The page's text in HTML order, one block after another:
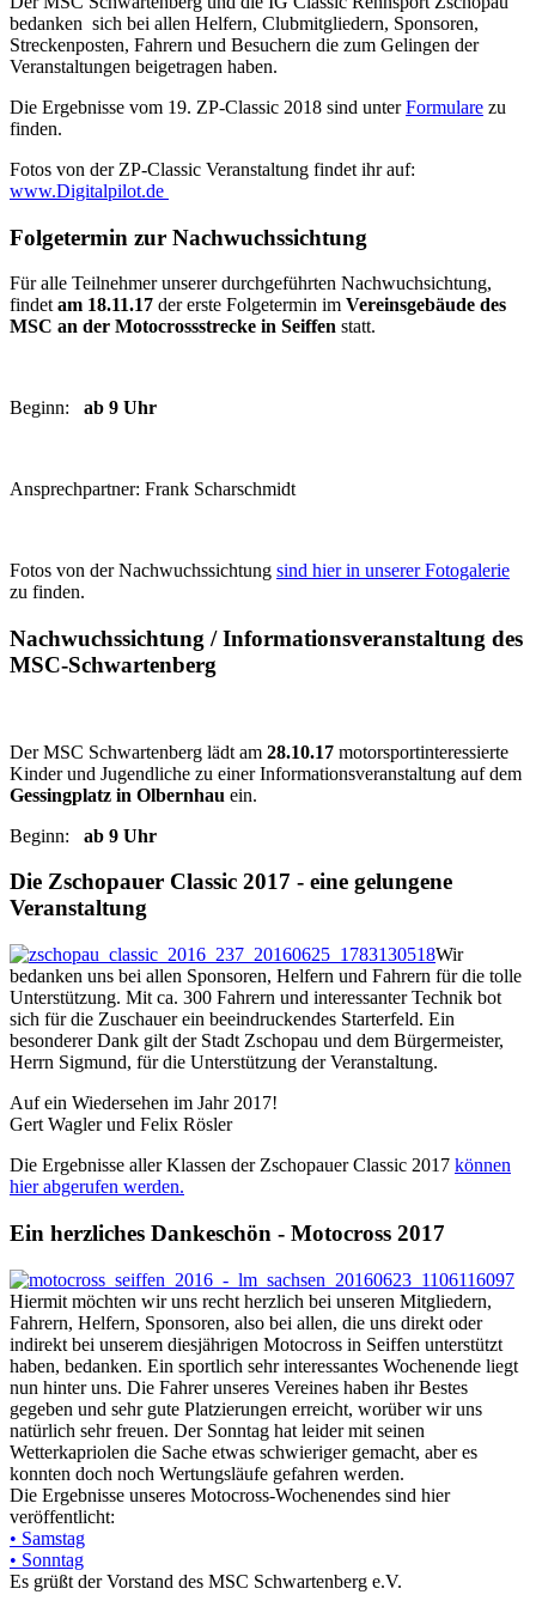
bedanken sich bei allen Helfern, Clubmitgliedern, Sponsoren,
Streckenposten, Fahrern und Besuchern die zum Gelingen der
Veranstaltungen beigetragen haben.
Die Ergebnisse vom 19. ZP-Classic 2018 sind unterFormulare zu
finden.
Fotos von der ZP-Classic Veranstaltung findet ihr auf:
www.Digitalpilot.de
Folgetermin zur Nachwuchssichtung
Für alle Teilnehmer unserer durchgeführten Nachwuchsichtung,
findet am 18.11.17 der erste Folgetermin im Vereinsgebäude des
MSC an der Motocrossstrecke in Seiffen statt.
Beginn: ab 9 Uhr
Ansprechpartner: Frank Scharschmidt
Fotos von der Nachwuchssichtung sind hier in unserer Fotogalerie
zu finden.
Nachwuchssichtung / Informationsveranstaltung des
MSC-Schwartenberg
Der MSC Schwartenberg lädt am 28.10.17 motorsportinteressierte
Kinder und Jugendliche zu einer Informationsveranstaltung auf dem
Gessingplatz in Olbernhau ein.
Beginn: ab 9 Uhr
Die Zschopauer Classic 2017 - eine gelungene
Veranstaltung
Wir
bedanken uns bei allen Sponsoren, Helfern und Fahrern für die tolle
Unterstützung. Mit ca. 300 Fahrern und interessanter Technik bot
sich für die Zuschauer ein beeindruckendes Starterfeld. Ein
besonderer Dank gilt der Stadt Zschopau und dem Bürgermeister,
Herrn Sigmund, für die Unterstützung der Veranstaltung.
Auf ein Wiedersehen im Jahr 2017!
Gert Wagler und Felix Rösler
Die Ergebnisse aller Klassen der Zschopauer Classic 2017 können
hier abgerufen werden.
Ein herzliches Dankeschön - Motocross 2017
Hiermit möchten wir uns recht herzlich bei unseren Mitgliedern,
Fahrern, Helfern, Sponsoren, also bei allen, die uns direkt oder
indirekt bei unserem diesjährigen Motocross in Seiffen unterstützt
haben, bedanken. Ein sportlich sehr interessantes Wochenende liegt
nun hinter uns. Die Fahrer unseres Vereines haben ihr Bestes
gegeben und sehr gute Platzierungen erreicht, worüber wir uns
natürlich sehr freuen. Der Sonntag hat leider mit seinen
Wetterkapriolen die Sache etwas schwieriger gemacht, aber es
konnten doch noch Wertungsläufe gefahren werden.
Die Ergebnisse unseres Motocross-Wochenendes sind hier
veröffentlicht:
• Samstag
• Sonntag
Es grüßt der Vorstand des MSC Schwartenberg e.V.